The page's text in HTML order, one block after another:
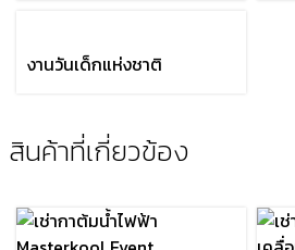
งานวันเด็กแห่งชาติ
สินค้าที่เกี่ยวข้อง